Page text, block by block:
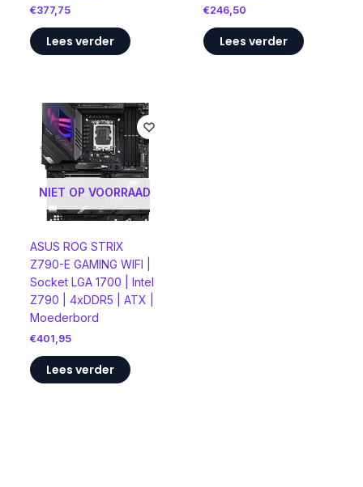
€377,75
Lees verder
€246,50
Lees verder
NIET OP VOORRAAD
ASUS ROG STRIX
Z790-E GAMING WIFI |
Socket LGA 1700 | Intel
Z790 | 4xDDR5 | ATX |
Moederbord
€401,95
Lees verder